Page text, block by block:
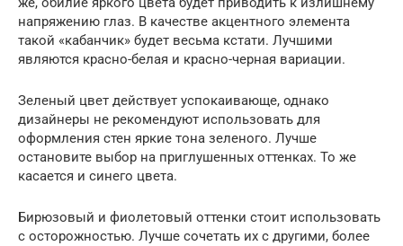
напряжению глаз. В качестве акцентного элемента
такой «кабанчик» будет весьма кстати. Лучшими
являются красно-белая и красно-черная вариации.
Зеленый цвет действует успокаивающе, однако
дизайнеры не рекомендуют использовать для
оформления стен яркие тона зеленого. Лучше
остановите выбор на приглушенных оттенках. То же
касается и синего цвета.
Бирюзовый и фиолетовый оттенки стоит использовать
с осторожностью. Лучше сочетать их с другими, более